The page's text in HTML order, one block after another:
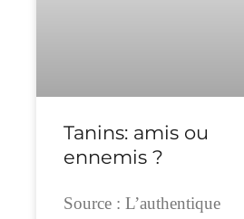
Tanins: amis ou
ennemis ?
Source : L’authentique